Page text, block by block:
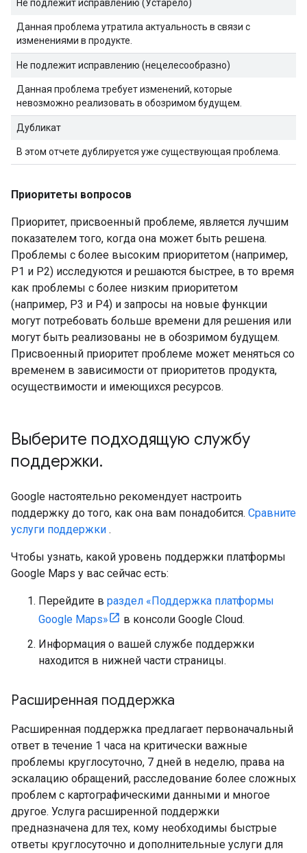
Не подлежит исправлению (Устарело)
Данная проблема утратила актуальность в связи с
изменениями в продукте.
Не подлежит исправлению (нецелесообразно)
Данная проблема требует изменений, которые
невозможно реализовать в обозримом будущем.
Дубликат
В этом отчете дублируется уже существующая проблема.
Приоритеты вопросов
Приоритет, присвоенный проблеме, является лучшим
показателем того, когда она может быть решена.
Проблемы с более высоким приоритетом (например,
P1 и P2) исследуются и решаются быстрее, в то время
как проблемы с более низким приоритетом
(например, P3 и P4) и запросы на новые функции
могут потребовать больше времени для решения или
могут быть реализованы не в обозримом будущем.
Присвоенный приоритет проблеме может меняться со
временем в зависимости от приоритетов продукта,
осуществимости и имеющихся ресурсов.
Выберите подходящую службу
поддержки.
Google настоятельно рекомендует настроить
поддержку до того, как она вам понадобится. Сравните
услуги поддержки .
Чтобы узнать, какой уровень поддержки платформы
Google Maps у вас сейчас есть:
Перейдите в раздел «Поддержка платформы
Google Maps»
в консоли Google Cloud.
Информация о вашей службе поддержки
находится в нижней части страницы.
Расширенная поддержка
Расширенная поддержка предлагает первоначальный
ответ в течение 1 часа на критически важные
проблемы круглосуточно, 7 дней в неделю, права на
эскалацию обращений, расследование более сложных
проблем с картографическими данными и многое
другое. Услуга расширенной поддержки
предназначена для тех, кому необходимы быстрые
ответы круглосуточно и дополнительные услуги для